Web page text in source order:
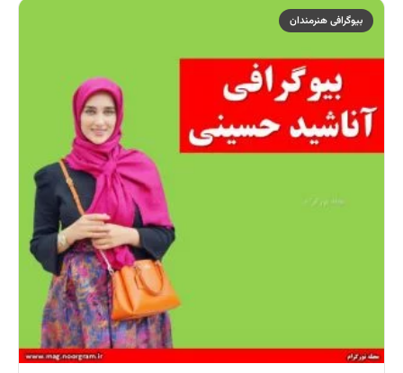
بیوگرافی هنرمندان